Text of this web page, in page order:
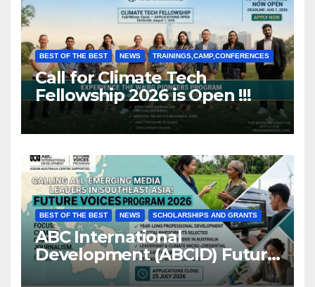
BEST OF THE BEST NEWS TRAININGS,CAMP,CONFERENCES
Call for Climate Tech
Fellowship 2026 is Open !!!
BEST OF THE BEST NEWS SCHOLARSHIPS AND GRANTS
ABC International
Development (ABCID) Future
Voices Program 2026